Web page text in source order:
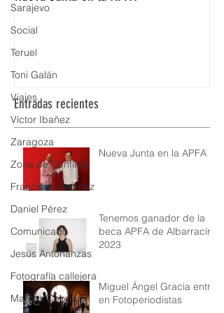
Sarajevo
Social
Teruel
Toni Galán
Viajes
Víctor Ibañez
Zaragoza
Zona de Conflicto
Francisco Jiménez
Daniel Pérez
Comunicado
Jesús Antoñanzas
Fotografía callejera
Marcos Cebrián
Entradas recientes
Nueva Junta en la APFA
Tenemos ganador de la
beca APFA de Albarracín
2023
Miguel Ángel Gracia entra
en Fotoperiodistas